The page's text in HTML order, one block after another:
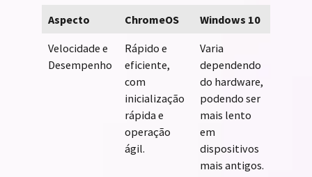
Aspecto ChromeOS Windows 10
Velocidade e
Desempenho
Rápido e
eficiente,
com
inicialização
rápida e
operação
ágil.
Varia
dependendo
do hardware,
podendo ser
mais lento
em
dispositivos
mais antigos.